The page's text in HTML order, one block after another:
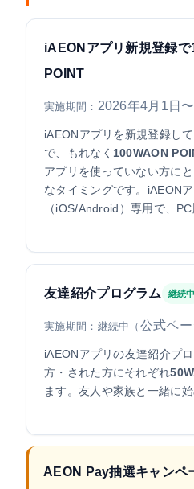
iAEONアプリ新規登録で
POINT
実施期間： 2026年4月1日
iAEONアプリを新規登録し
で、もれなく 100WAON
アプリを使っていない方に
なタイミングです。iAEON
（iOS/Android）専用で、
友達紹介プログラム 継続中
実施期間：継続中（ 公式ペ
iAEONアプリの友達紹介プ
方・された方にそれぞれ
ます。友人や家族と一緒に
AEON Pay抽選キャンペ